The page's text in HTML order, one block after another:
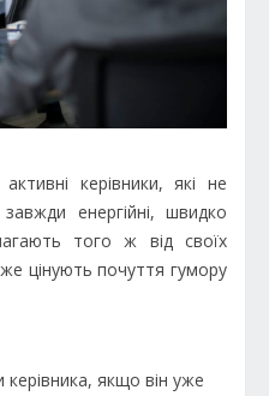
керівники, які не
енергійні, швидко
того ж від своїх
цінують почуття гумору
якщо він уже